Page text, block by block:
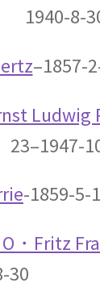
R・P・ファイ
グラムを考
S・ナート・ボ
式化】
1940-8-
–1857-
Ludwig
23–1947-
-1859-5-
・Fritz
30